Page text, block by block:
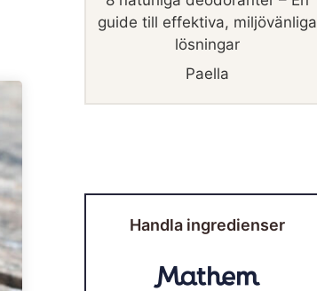
guide till effektiva, miljövänliga
lösningar
Paella
Handla ingredienser